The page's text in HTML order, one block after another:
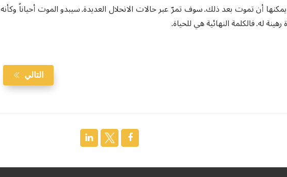
أن تموت بعد ذلك. سوف تمرّ عبر حالات الانحلال العديدة. سيبدو الموت أحياناً وكأنه
له. فالكلمة النهائية هي للحياة.
التالي